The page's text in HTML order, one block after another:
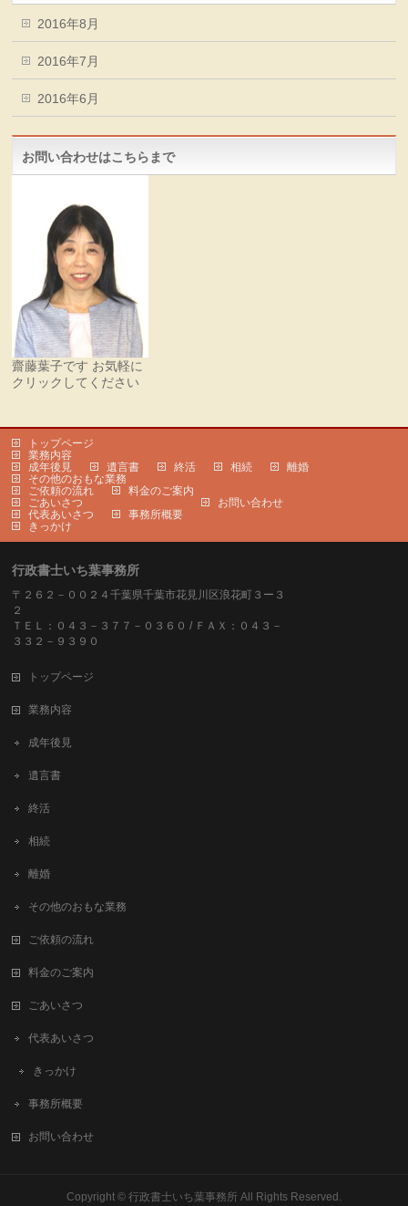
2016年8月
2016年7月
2016年6月
お問い合わせはこちらまで
齋藤葉子です お気軽に
クリックしてください
トップページ
業務内容
成年後見
遺言書 終活 相続
離婚
その他のおもな業務
ご依頼の流れ
料金のご案内
ごあいさつ
代表あいさつ
きっかけ
事務所概要
お問い合わせ
行政書士いち葉事務所
〒２６２－００２４千葉県千葉市花見川区浪花町３ー３
２
ＴＥＬ：０４３－３７７－０３６０ / ＦＡＸ：０４３－
３３２－９３９０
トップページ
業務内容
成年後見
遺言書
終活
相続
離婚
その他のおもな業務
ご依頼の流れ
料金のご案内
ごあいさつ
代表あいさつ
きっかけ
事務所概要
お問い合わせ
Copyright © 行政書士いち葉事務所All Rights Reserved.